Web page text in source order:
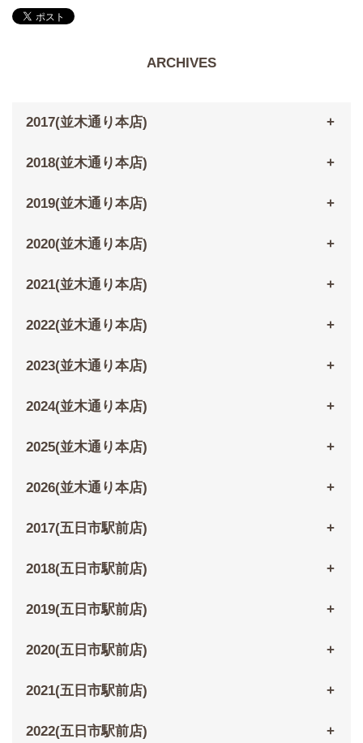
ARCHIVES
2017(並木通り本店)
2018(並木通り本店)
2019(並木通り本店)
2020(並木通り本店)
2021(並木通り本店)
2022(並木通り本店)
2023(並木通り本店)
2024(並木通り本店)
2025(並木通り本店)
2026(並木通り本店)
2017(五日市駅前店)
2018(五日市駅前店)
2019(五日市駅前店)
2020(五日市駅前店)
2021(五日市駅前店)
2022(五日市駅前店)